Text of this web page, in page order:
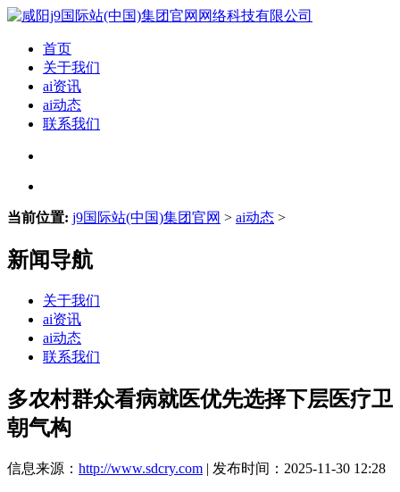
首页
关于我们
ai资讯
ai动态
联系我们
当前位置: j9国际站(中国)集团官网 > ai动态 >
新闻导航
关于我们
ai资讯
ai动态
联系我们
多农村群众看病就医优先选择下层医疗卫
朝气构
信息来源： http://www.sdcry.com | 发布时间：2025-11-30 12:28